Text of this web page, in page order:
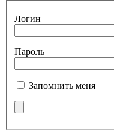
Логин
Пароль
Запомнить меня